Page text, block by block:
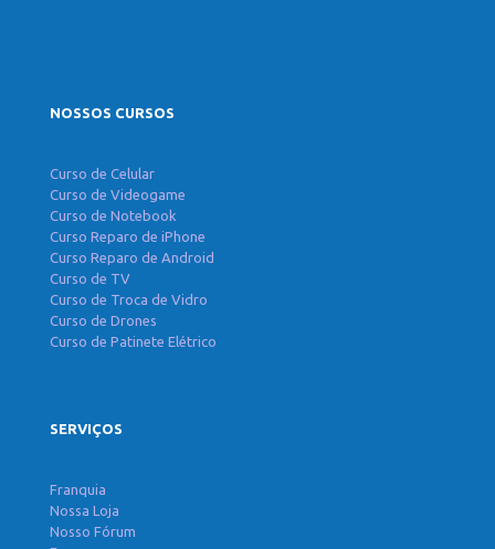
NOSSOS CURSOS
Curso de Celular
Curso de Videogame
Curso de Notebook
Curso Reparo de iPhone
Curso Reparo de Android
Curso de TV
Curso de Troca de Vidro
Curso de Drones
Curso de Patinete Elétrico
SERVIÇOS
Franquia
Nossa Loja
Nosso Fórum